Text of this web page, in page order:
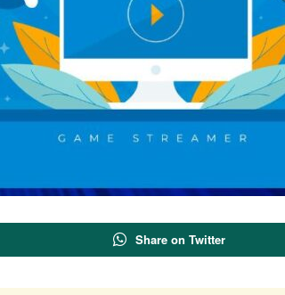
Share on Twitter